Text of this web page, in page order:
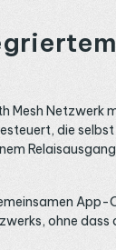
Netzwerk
die
ohne